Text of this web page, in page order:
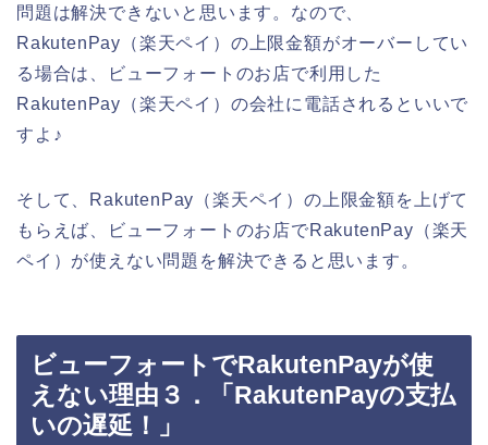
問題は解決できないと思います。なので、
RakutenPay（楽天ペイ）の上限金額がオーバーしてい
る場合は、ビューフォートのお店で利用した
RakutenPay（楽天ペイ）の会社に電話されるといいで
すよ♪
そして、RakutenPay（楽天ペイ）の上限金額を上げて
もらえば、ビューフォートのお店でRakutenPay（楽天
ペイ）が使えない問題を解決できると思います。
ビューフォートでRakutenPayが使
えない理由３．「RakutenPayの支払
いの遅延！」